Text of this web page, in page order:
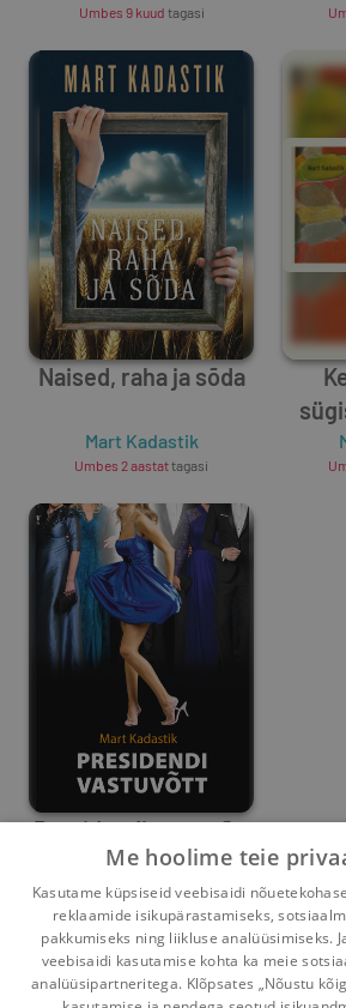
Umbes 9 kuud tagasi
Naised, raha ja sõda
Mart Kadastik
Umbes 2 aastattagasi
Presidendi vastuvõtt
Mart Kadastik
Umbes 6 aastattagasi
Me hoolime teie
Kasutame küpsiseid veebisaidi
reklaamide isikupärastamiseks,
pakkumiseks ning liikluse analüüsimiseks.
veebisaidi kasutamise kohta ka meie
analüüsipartneritega. Klõpsates „Nõustu